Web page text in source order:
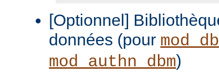
[Optionnel]
données (pour
mod_authn_dbm)